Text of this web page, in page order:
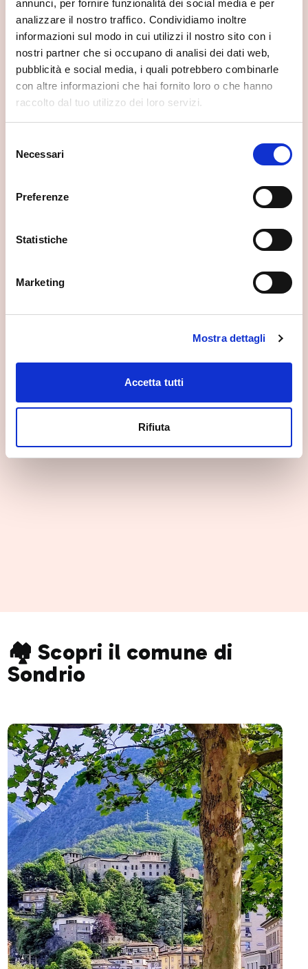
annunci, per fornire funzionalità dei social media e per
analizzare il nostro traffico. Condividiamo inoltre
informazioni sul modo in cui utilizzi il nostro sito con i
nostri partner che si occupano di analisi dei dati web,
pubblicità e social media, i quali potrebbero combinarle
con altre informazioni che hai fornito loro o che hanno
raccolto dal tuo utilizzo dei loro servizi.
delNecessari
Preferenze
Statistiche
Marketing
Mostra dettagli
Accetta tutti
Rifiuta
Palazzo Lambertenghi
🏘️ Scopri il comune di
Sondrio